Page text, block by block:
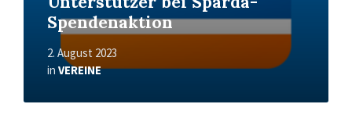
Spendenaktion
2. August 2023
in VEREINE